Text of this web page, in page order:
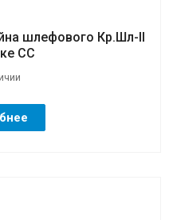
шлефового Кр.Шл-II
CC